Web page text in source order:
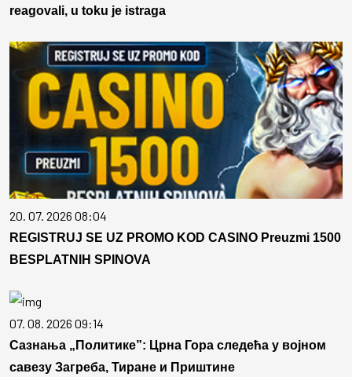
reagovali, u toku je istraga
20. 07. 2026 08:04
REGISTRUJ SE UZ PROMO KOD CASINO Preuzmi 1500
BESPLATNIH SPINOVA
07. 08. 2026 09:14
Сазнања „Политике”: Црна Гора следећа у војном
савезу Загреба, Тиране и Приштине